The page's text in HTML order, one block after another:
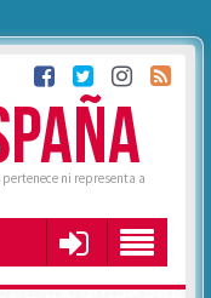
ni representa a